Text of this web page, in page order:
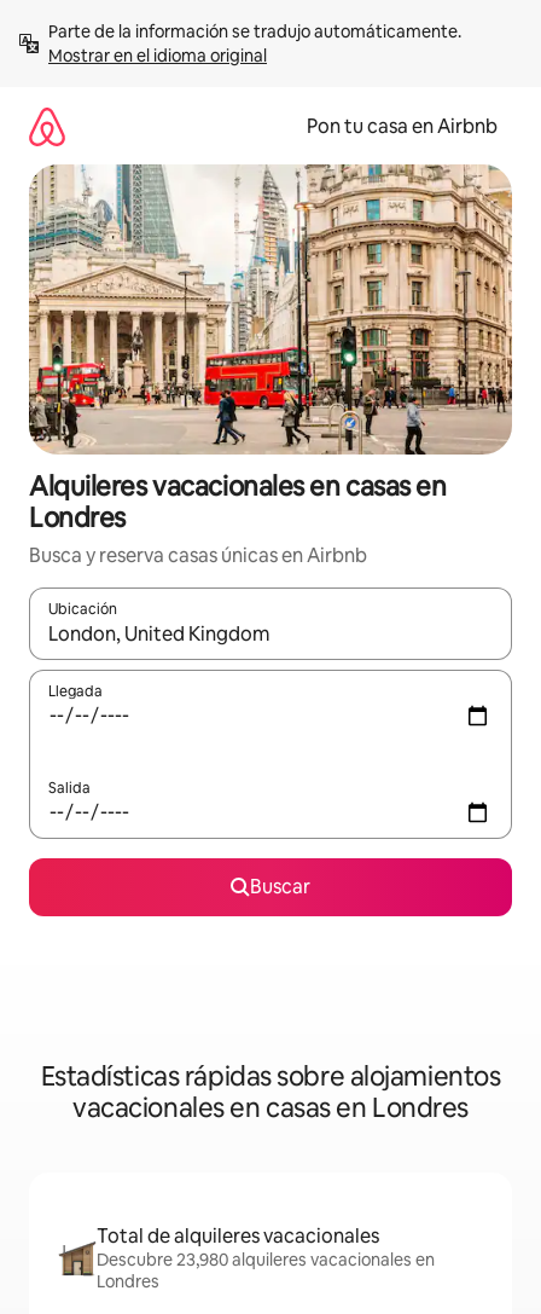
contenidoMostrar en el idioma original
Pon tu casa en Airbnb
Alquileres vacacionales en casas en
Londres
Busca y reserva casas únicas en Airbnb
Ubicación
Cuando los resultados estén disponibles, navega con las
Llegada
Salida
Buscar
Estadísticas rápidas sobre alojamientos
vacacionales en casas en Londres
Total de alquileres vacacionales
Descubre 23,980 alquileres vacacionales en
Londres